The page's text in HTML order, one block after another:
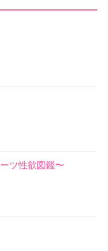
ツ性欲図鑑〜